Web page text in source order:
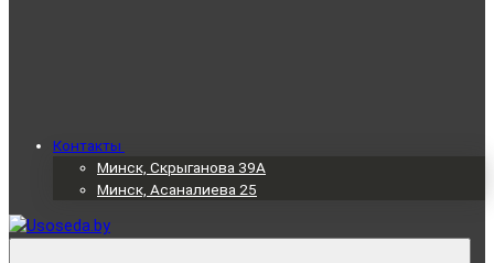
Контакты
Минск, Скрыганова 39А
Минск, Асаналиева 25